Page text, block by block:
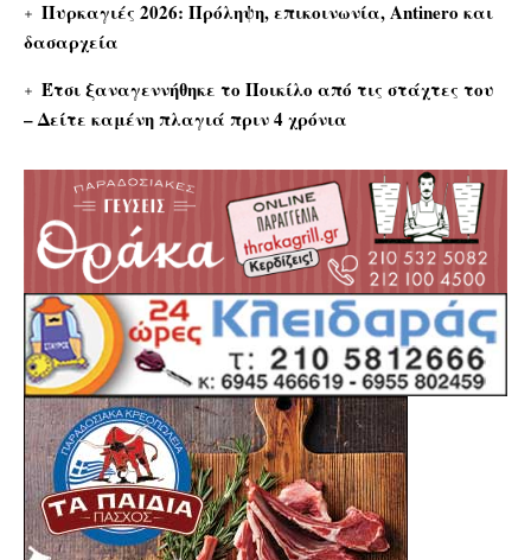
Πυρκαγιές 2026: Πρόληψη, επικοινωνία, Antinero και
δασαρχεία
Έτσι ξαναγεννήθηκε το Ποικίλο από τις στάχτες του
– Δείτε καμένη πλαγιά πριν 4 χρόνια